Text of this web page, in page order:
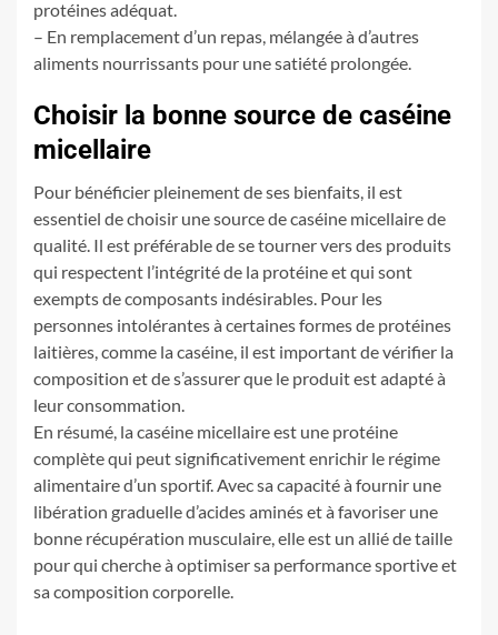
protéines adéquat.
– En remplacement d’un repas, mélangée à d’autres
aliments nourrissants pour une satiété prolongée.
Choisir la bonne source de caséine
micellaire
Pour bénéficier pleinement de ses bienfaits, il est
essentiel de choisir une source de caséine micellaire de
qualité. Il est préférable de se tourner vers des produits
qui respectent l’intégrité de la protéine et qui sont
exempts de composants indésirables. Pour les
personnes intolérantes à certaines formes de protéines
laitières, comme la caséine, il est important de vérifier la
composition et de s’assurer que le produit est adapté à
leur consommation.
En résumé, la caséine micellaire est une protéine
complète qui peut significativement enrichir le régime
alimentaire d’un sportif. Avec sa capacité à fournir une
libération graduelle d’acides aminés et à favoriser une
bonne récupération musculaire, elle est un allié de taille
pour qui cherche à optimiser sa performance sportive et
sa composition corporelle.